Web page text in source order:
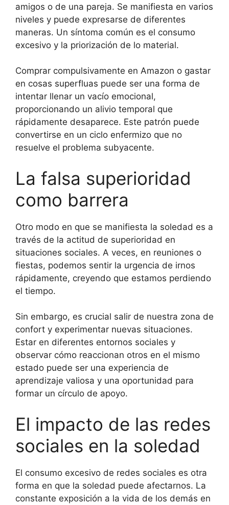
amigos o de una pareja. Se manifiesta en varios
niveles y puede expresarse de diferentes
maneras. Un síntoma común es el consumo
excesivo y la priorización de lo material.
Comprar compulsivamente en Amazon o gastar
en cosas superfluas puede ser una forma de
intentar llenar un vacío emocional,
proporcionando un alivio temporal que
rápidamente desaparece. Este patrón puede
convertirse en un ciclo enfermizo que no
resuelve el problema subyacente.
La falsa superioridad
como barrera
Otro modo en que se manifiesta la soledad es a
través de la actitud de superioridad en
situaciones sociales. A veces, en reuniones o
fiestas, podemos sentir la urgencia de irnos
rápidamente, creyendo que estamos perdiendo
el tiempo.
Sin embargo, es crucial salir de nuestra zona de
confort y experimentar nuevas situaciones.
Estar en diferentes entornos sociales y
observar cómo reaccionan otros en el mismo
estado puede ser una experiencia de
aprendizaje valiosa y una oportunidad para
formar un círculo de apoyo.
El impacto de las redes
sociales en la soledad
El consumo excesivo de redes sociales es otra
forma en que la soledad puede afectarnos. La
constante exposición a la vida de los demás en